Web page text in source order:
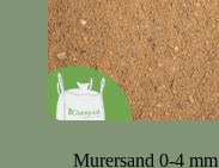
Murersand 0-4 mm